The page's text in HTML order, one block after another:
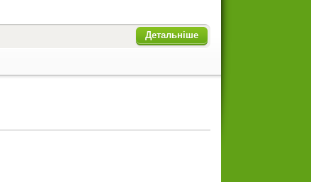
Детальніше